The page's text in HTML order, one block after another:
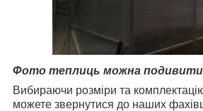
Фото теплиць можна
Вибираючи розміри та
можете звернутися до наших